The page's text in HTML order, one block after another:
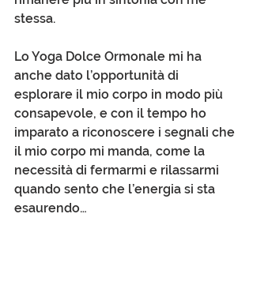
stessa.
Lo Yoga Dolce Ormonale mi ha
anche dato l’opportunità di
esplorare il mio corpo in modo più
consapevole, e con il tempo ho
imparato a riconoscere i segnali che
il mio corpo mi manda, come la
necessità di fermarmi e rilassarmi
quando sento che l’energia si sta
esaurendo…